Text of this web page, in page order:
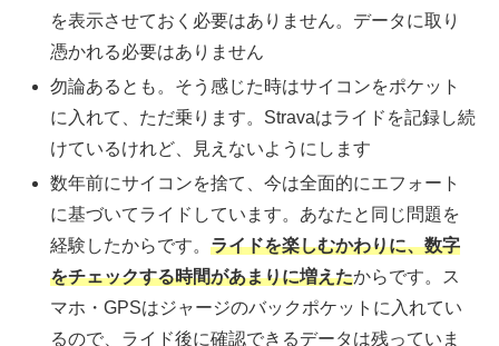
を表示させておく必要はありません。データに取り
憑かれる必要はありません
勿論あるとも。そう感じた時はサイコンをポケット
に入れて、ただ乗ります。Stravaはライドを記録し続
けているけれど、見えないようにします
数年前にサイコンを捨て、今は全面的にエフォート
に基づいてライドしています。あなたと同じ問題を
経験したからです。ライドを楽しむかわりに、数字
をチェックする時間があまりに増えたからです。ス
マホ・GPSはジャージのバックポケットに入れてい
るので、ライド後に確認できるデータは残っていま